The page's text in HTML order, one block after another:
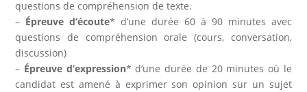
questions de compréhension de texte.
– Épreuve d’écoute* d’une durée 60 à 90 minutes avec
questions de compréhension orale (cours, conversation,
discussion)
– Épreuve d’expression* d’une durée de 20 minutes où le
candidat est amené à exprimer son opinion sur un sujet